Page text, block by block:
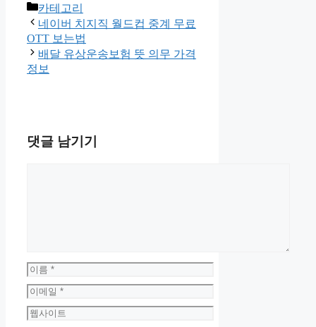
카
테
고
리
카테고리
네이버 치지직 월드컵 중계 무료
OTT 보는법
배달 유상운송보험 뜻 의무 가격
정보
댓글 남기기
이
름
이
메
일
웹